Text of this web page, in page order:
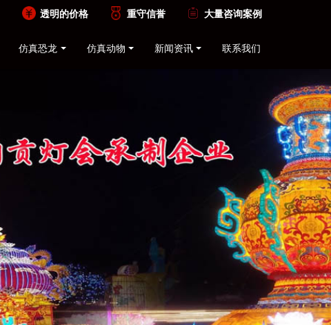
透明的价格 重守信誉 大量咨询案例
仿真恐龙 仿真动物 新闻资讯 联系我们